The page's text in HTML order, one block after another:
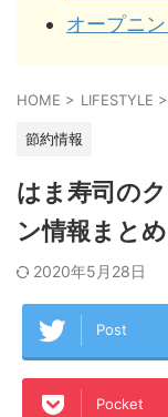
オープニ
HOME > LIFESTYLE >
節約情報
はま寿司の
ン情報まと
2020年5月28日
Post
Pocket